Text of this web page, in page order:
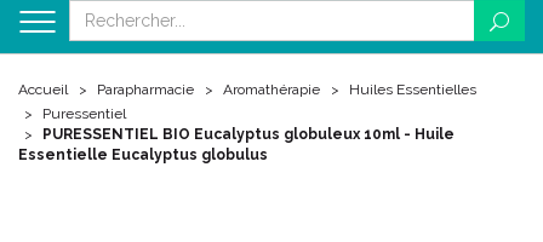
Accueil Parapharmacie Aromathérapie
Huiles Essentielles
Puressentiel
PURESSENTIEL BIO Eucalyptus globuleux 10ml - Huile
Essentielle Eucalyptus globulus